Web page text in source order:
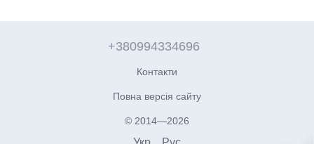
+380994334696
Контакти
Повна версія сайту
© 2014—2026